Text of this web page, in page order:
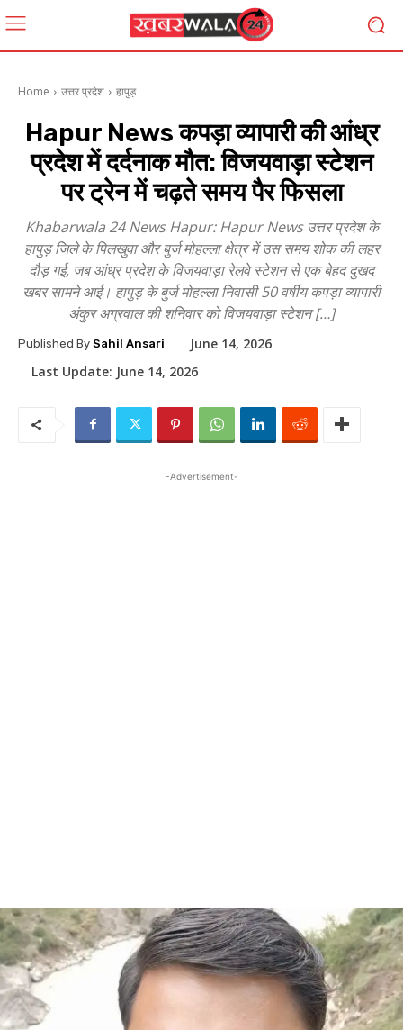
Home उत्तर प्रदेश हापुड़
Hapur News कपड़ा व्यापारी की आंध्र
प्रदेश में दर्दनाक मौत: विजयवाड़ा स्टेशन
पर ट्रेन में चढ़ते समय पैर फिसला
Khabarwala 24 News Hapur: Hapur News उत्तर प्रदेश के
हापुड़ जिले के पिलखुवा और बुर्ज मोहल्ला क्षेत्र में उस समय शोक की लहर
दौड़ गई, जब आंध्र प्रदेश के विजयवाड़ा रेलवे स्टेशन से एक बेहद दुखद
खबर सामने आई। हापुड़ के बुर्ज मोहल्ला निवासी 50 वर्षीय कपड़ा व्यापारी
अंकुर अग्रवाल की शनिवार को विजयवाड़ा स्टेशन […]
Published By Sahil Ansari
June 14, 2026
Last Update: June 14, 2026
-Advertisement-